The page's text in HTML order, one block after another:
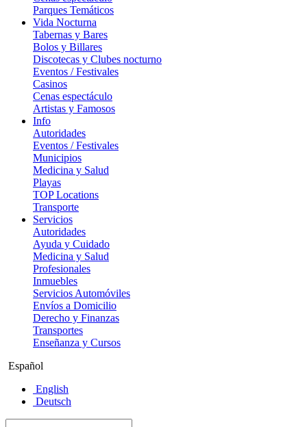
Parques Temáticos
Vida Nocturna
Tabernas y Bares
Bolos y Billares
Discotecas y Clubes nocturno
Eventos / Festivales
Casinos
Cenas espectáculo
Artistas y Famosos
Info
Autoridades
Eventos / Festivales
Municipios
Medicina y Salud
Playas
TOP Locations
Transporte
Servicios
Autoridades
Ayuda y Cuidado
Medicina y Salud
Profesionales
Inmuebles
Servicios Automóviles
Envíos a Domicilio
Derecho y Finanzas
Transportes
Enseñanza y Cursos
Español
English
Deutsch